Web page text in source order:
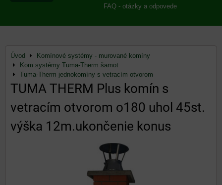
FAQ - otázky a odpovede
Úvod
Komínové systémy - murované komíny
Kom.systémy Tuma-Therm šamot
Tuma-Therm jednokomíny s vetracím otvorom
TUMA THERM Plus komín s
vetracím otvorom o180 uhol 45st.
výška 12m.ukončenie konus